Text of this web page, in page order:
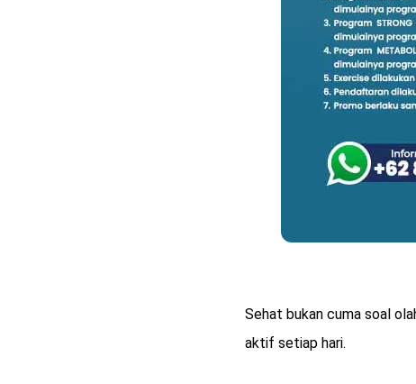
Sehat bukan cuma soal
aktif setiap hari.